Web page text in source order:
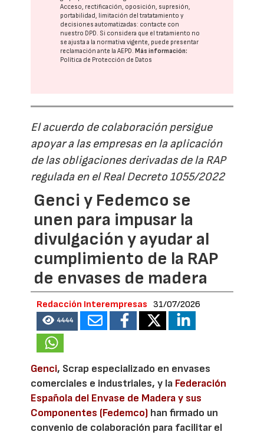
Acceso, rectificación, oposición, supresión,
portabilidad, limitación del tratatamiento y
decisiones automatizadas: contacte con
nuestro DPD. Si considera que el tratamiento no
se ajusta a la normativa vigente, puede presentar
reclamación ante laAEPD.Más información:
Política de Protección de Datos
El acuerdo de colaboración persigue
apoyar a las empresas en la aplicación
de las obligaciones derivadas de la RAP
regulada en el Real Decreto 1055/2022
Genci y Fedemco se
unen para impusar la
divulgación y ayudar al
cumplimiento de la RAP
de envases de madera
Redacción Interempresas 31/07/2026
4444
Genci, Scrap especializado en envases
comerciales e industriales, y la Federación
Española del Envase de Madera y sus
Componentes (Fedemco) han firmado un
convenio de colaboración para facilitar el